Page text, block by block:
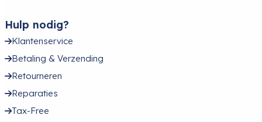
Hulp nodig?
Klantenservice
Betaling & Verzending
Retourneren
Reparaties
Tax-Free